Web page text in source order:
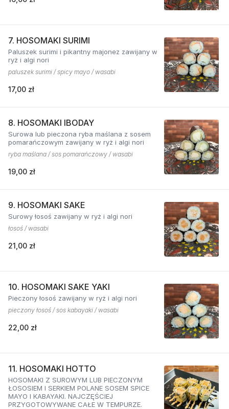
7. HOSOMAKI SURIMI
Paluszek surimi i pikantny majonez zawijany w
ryż i algi nori
paluszek surimi / spicy mayo / wasabi
17,00 zł
8. HOSOMAKI IBODAY
Surowa lub pieczona ryba maślana z sosem
pomarańczowym zawijany w ryż i algi nori
ryba maślana / sos pomarańczowy / wasabi
19,00 zł
9. HOSOMAKI SAKE
Surowy łosoś zawijany w ryż i algi nori
łosoś / wasabi
21,00 zł
10. HOSOMAKI SAKE YAKI
Pieczony łosoś zawijany w ryż i algi nori
pieczony łosoś / sos kabayaki / wasabi
22,00 zł
11. HOSOMAKI HOTTO
HOSOMAKI Z SUROWYM LUB PIECZONYM
ŁOSOSIEM I SERKIEM POLANE SOSEM SPICE
MAYO I KABAYAKI. NAJCZĘŚCIEJ
PRZYGOTOWYWANE CAŁE W TEMPURZE.